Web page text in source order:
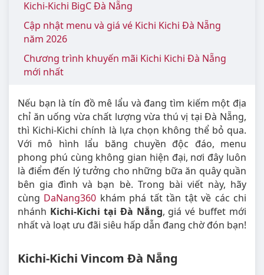
Kichi-Kichi BigC Đà Nẵng
Cập nhật menu và giá vé Kichi Kichi Đà Nẵng
năm 2026
Chương trình khuyến mãi Kichi Kichi Đà Nẵng
mới nhất
Nếu bạn là tín đồ mê lẩu và đang tìm kiếm một địa
chỉ ăn uống vừa chất lượng vừa thú vị tại Đà Nẵng,
thì Kichi-Kichi chính là lựa chọn không thể bỏ qua.
Với mô hình lẩu băng chuyền độc đáo, menu
phong phú cùng không gian hiện đại, nơi đây luôn
là điểm đến lý tưởng cho những bữa ăn quây quần
bên gia đình và bạn bè. Trong bài viết này, hãy
cùng DaNang360 khám phá tất tần tật về các chi
nhánh Kichi-Kichi tại Đà Nẵng, giá vé buffet mới
nhất và loạt ưu đãi siêu hấp dẫn đang chờ đón bạn!
Kichi-Kichi Vincom Đà Nẵng